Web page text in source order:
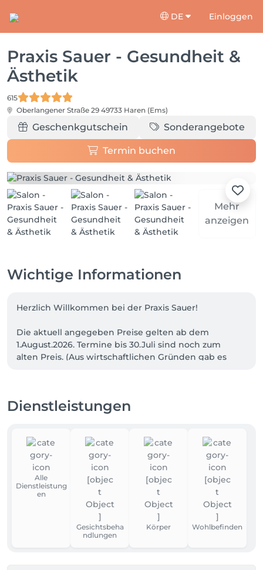
DE Einloggen
Praxis Sauer - Gesundheit &
Ästhetik
615
Oberlangener Straße 29 49733 Haren (Ems)
Geschenkgutschein Sonderangebote
Termin buchen
Mehr
anzeigen
Wichtige Informationen
Herzlich Willkommen bei der Praxis Sauer!
Die aktuell angegeben Preise gelten ab dem
1.August.2026. Termine bis 30.Juli sind noch zum
alten Preis. (Aus wirtschaftlichen Gründen gab es
Bei Fragen zu Ihrem Termin oder unseren
(WhatsApp Business) falls Sie uns gerade telefonisch
nicht erreichen.
Wir bitten um frühzeitige Terminabsage
(mindestens 24 Stunden vorher) per Online-
Stornierung oder per WhatsApp, um
Ausfallgebühren zu vermeiden.
Dienstleistungen
Alle
Dienstleistung
en
Gesichtsbeha
ndlungen
Körper Wohlbefinden